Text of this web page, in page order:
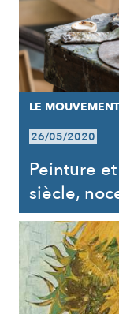
LE
26/05/2020
Peinture
siècle,